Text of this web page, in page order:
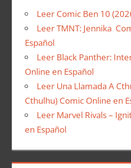
Leer Comic Ben 10
Leer TMNT: Jennika
Español
Leer Black Panther:
Online en Español
Leer Una Llamada A
Cthulhu) Comic Online en
Leer Marvel Rivals –
en Español